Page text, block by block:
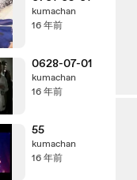
kumachan
16 年前
0628-07-01
kumachan
16 年前
55
kumachan
16 年前